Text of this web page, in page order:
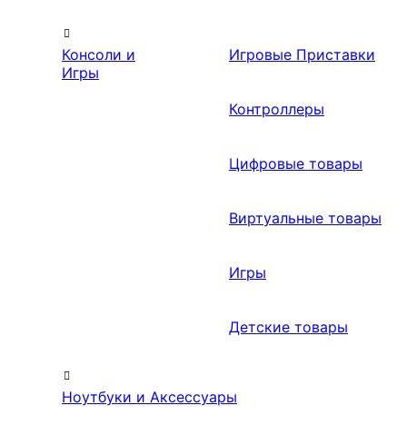
Консоли и
Игры
Игровые Приставки
Контроллеры
Цифровые товары
Виртуальные товары
Игры
Детские товары
Ноутбуки и Аксессуары